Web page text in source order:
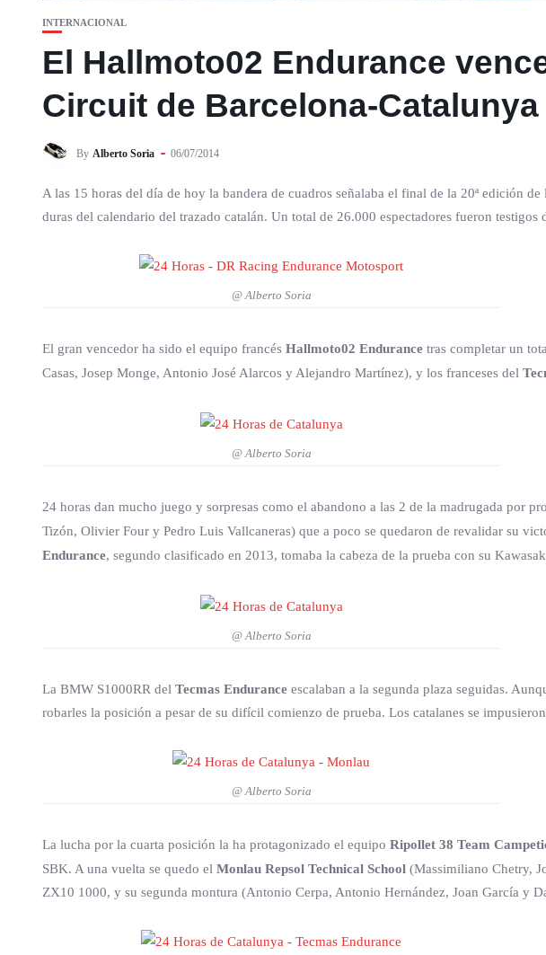
INTERNACIONAL
El Hallmoto02 Endurance
Circuit de Barcelona-Catalunya
By Alberto Soria 06/07/2014
A las 15 horas del día de hoy la bandera de cuadros señalaba el final de la 20ª edición de
duras del calendario del trazado catalán. Un total de 26.000 espectadores fueron testigos
@ Alberto Soria
El gran vencedor ha sido el equipo francés Hallmoto02 Endurance tras completar un
Casas, Josep Monge, Antonio José Alarcos y Alejandro Martínez), y los franceses del
@ Alberto Soria
24 horas dan mucho juego y sorpresas como el abandono a las 2 de la madrugada por
Tizón, Olivier Four y Pedro Luis Vallcaneras) que a poco se quedaron de revalidar su
Endurance, segundo clasificado en 2013, tomaba la cabeza de la prueba con su
@ Alberto Soria
La BMW S1000RR del Tecmas Endurance escalaban a la segunda plaza seguidas.
robarles la posición a pesar de su difícil comienzo de prueba. Los catalanes se
@ Alberto Soria
La lucha por la cuarta posición la ha protagonizado el equipo Ripollet 38 Team
SBK. A una vuelta se quedo el Monlau Repsol Technical School (Massimiliano Chetry,
ZX10 1000, y su segunda montura (Antonio Cerpa, Antonio Hernández, Joan García y